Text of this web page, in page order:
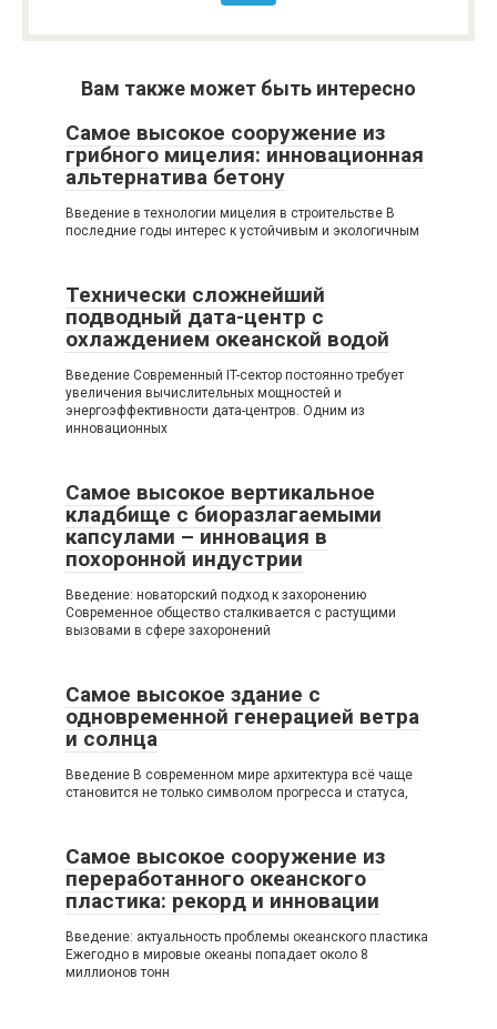
Вам также может быть интересно
Самое высокое сооружение из
грибного мицелия: инновационная
альтернатива бетону
Введение в технологии мицелия в строительстве В
последние годы интерес к устойчивым и экологичным
Технически сложнейший
подводный дата-центр с
охлаждением океанской водой
Введение Современный IT-сектор постоянно требует
увеличения вычислительных мощностей и
энергоэффективности дата-центров. Одним из
инновационных
Самое высокое вертикальное
кладбище с биоразлагаемыми
капсулами – инновация в
похоронной индустрии
Введение: новаторский подход к захоронению
Современное общество сталкивается с растущими
вызовами в сфере захоронений
Самое высокое здание с
одновременной генерацией ветра
и солнца
Введение В современном мире архитектура всё чаще
становится не только символом прогресса и статуса,
Самое высокое сооружение из
переработанного океанского
пластика: рекорд и инновации
Введение: актуальность проблемы океанского пластика
Ежегодно в мировые океаны попадает около 8
миллионов тонн